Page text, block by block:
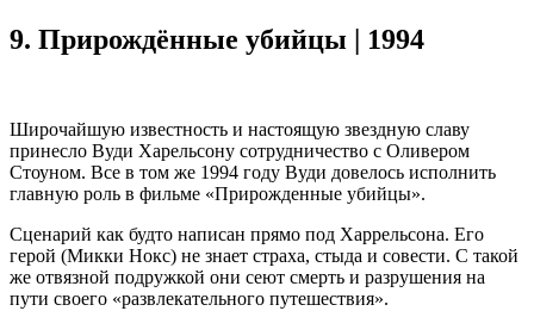
9. Прирождённые убийцы | 1994
Широчайшую известность и настоящую звездную славу
принесло Вуди Харельсону сотрудничество с Оливером
Стоуном. Все в том же 1994 году Вуди довелось исполнить
главную роль в фильме «Прирожденные убийцы».
Сценарий как будто написан прямо под Харрельсона. Его
герой (Микки Нокс) не знает страха, стыда и совести. С такой
же отвязной подружкой они сеют смерть и разрушения на
пути своего «развлекательного путешествия».